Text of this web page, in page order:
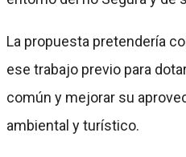
La propuesta pretendería
ese trabajo previo para
común y mejorar su
ambiental y turístico.